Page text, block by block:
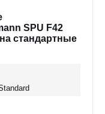
SPU F42
стандартные